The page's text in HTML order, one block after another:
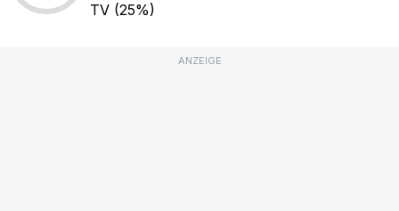
TV (25%)
ANZEIGE